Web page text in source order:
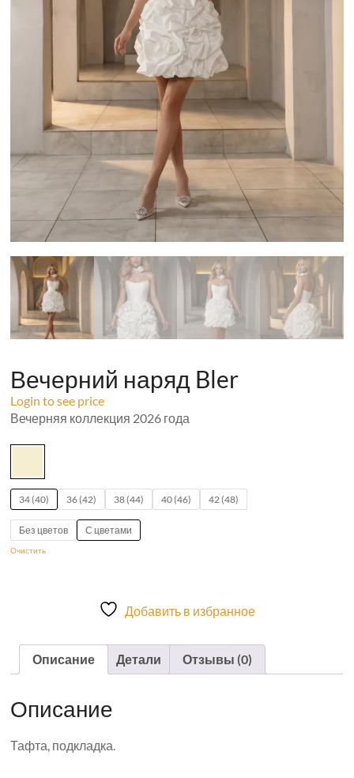
Вечерний наряд Bler
Login to see price
Вечерняя коллекция 2026 года
34 (40) 36 (42) 38 (44) 40 (46) 42 (48)
Без цветов С цветами
Очистить
Добавить в избранное
Описание Детали Отзывы (0)
Описание
Тафта, подкладка.